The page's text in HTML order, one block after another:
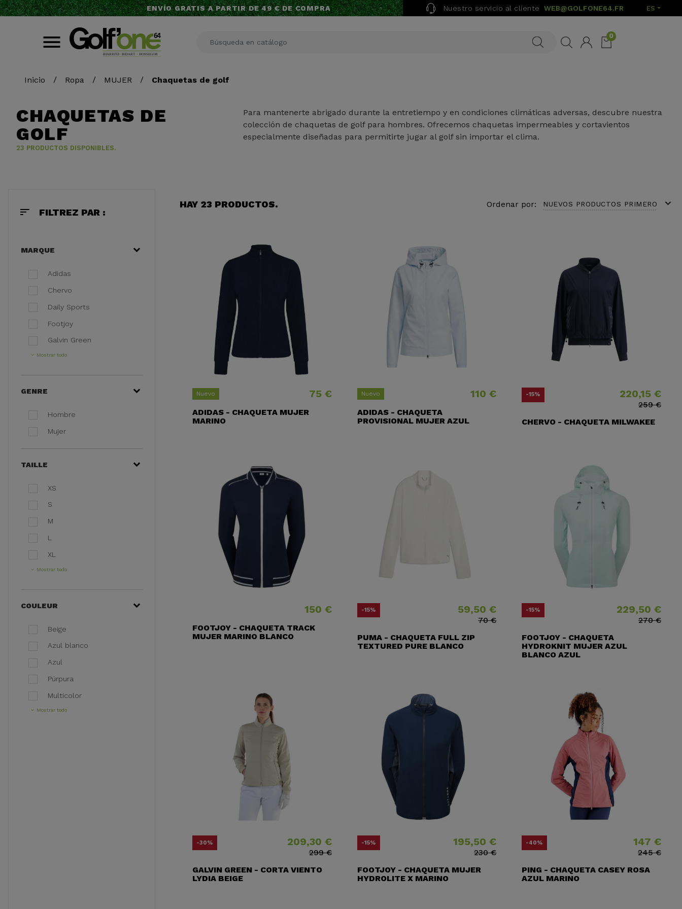
ENVÍO GRATIS A PARTIR DE 49 € DE COMPRA Nuestro servicio al cliente WEB@GOLFONE64.FR ES
0
Inicio Ropa MUJER Chaquetas de golf
CHAQUETAS DE
GOLF
23 PRODUCTOS DISPONIBLES.
Para mantenerte abrigado durante la entretiempo y en condiciones climáticas adversas, descubre nuestra
colección de chaquetas de golf para hombres. Ofrecemos chaquetas impermeables y cortavientos
especialmente diseñadas para permitirte jugar al golf sin importar el clima.
sort FILTREZ PAR :
MARQUE
Adidas
Chervo
Daily Sports
Footjoy
Galvin Green
Mostrar todo
GENRE
Hombre
Mujer
TAILLE
XS
S
M
L
XL
Mostrar todo
COULEUR
Beige
Azul blanco
Azul
Púrpura
Multicolor
Mostrar todo
HAY 23 PRODUCTOS. Ordenar por: NUEVOS PRODUCTOS PRIMERO expand_more
Nuevo Precio
75 €
ADIDAS - CHAQUETA MUJER
MARINO
Nuevo Precio
110 €
ADIDAS - CHAQUETA
PROVISIONAL MUJER AZUL
-15% Precio220,15 €
Precio base
259 €
CHERVO - CHAQUETA MILWAKEE
Precio
150 €
FOOTJOY - CHAQUETA TRACK
MUJER MARINO BLANCO
-15% Precio59,50 €
Precio base
70 €
PUMA - CHAQUETA FULL ZIP
TEXTURED PURE BLANCO
-15% Precio229,50 €
Precio base
270 €
FOOTJOY - CHAQUETA
HYDROKNIT MUJER AZUL
BLANCO AZUL
-30% Precio209,30 €
Precio base
299 €
GALVIN GREEN - CORTA VIENTO
LYDIA BEIGE
-15% Precio195,50 €
Precio base
230 €
FOOTJOY - CHAQUETA MUJER
HYDROLITE X MARINO
-40% Precio147 €
Precio base
245 €
PING - CHAQUETA CASEY ROSA
AZUL MARINO